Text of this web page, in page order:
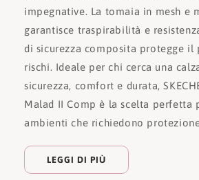
impegnative. La tomaia in mesh e
garantisce traspirabilità e
di sicurezza composita protegge il
rischi. Ideale per chi cerca una
sicurezza, comfort e durata,
Malad II Comp è la scelta perfetta
ambienti che richiedono
LEGGI DI PIÙ